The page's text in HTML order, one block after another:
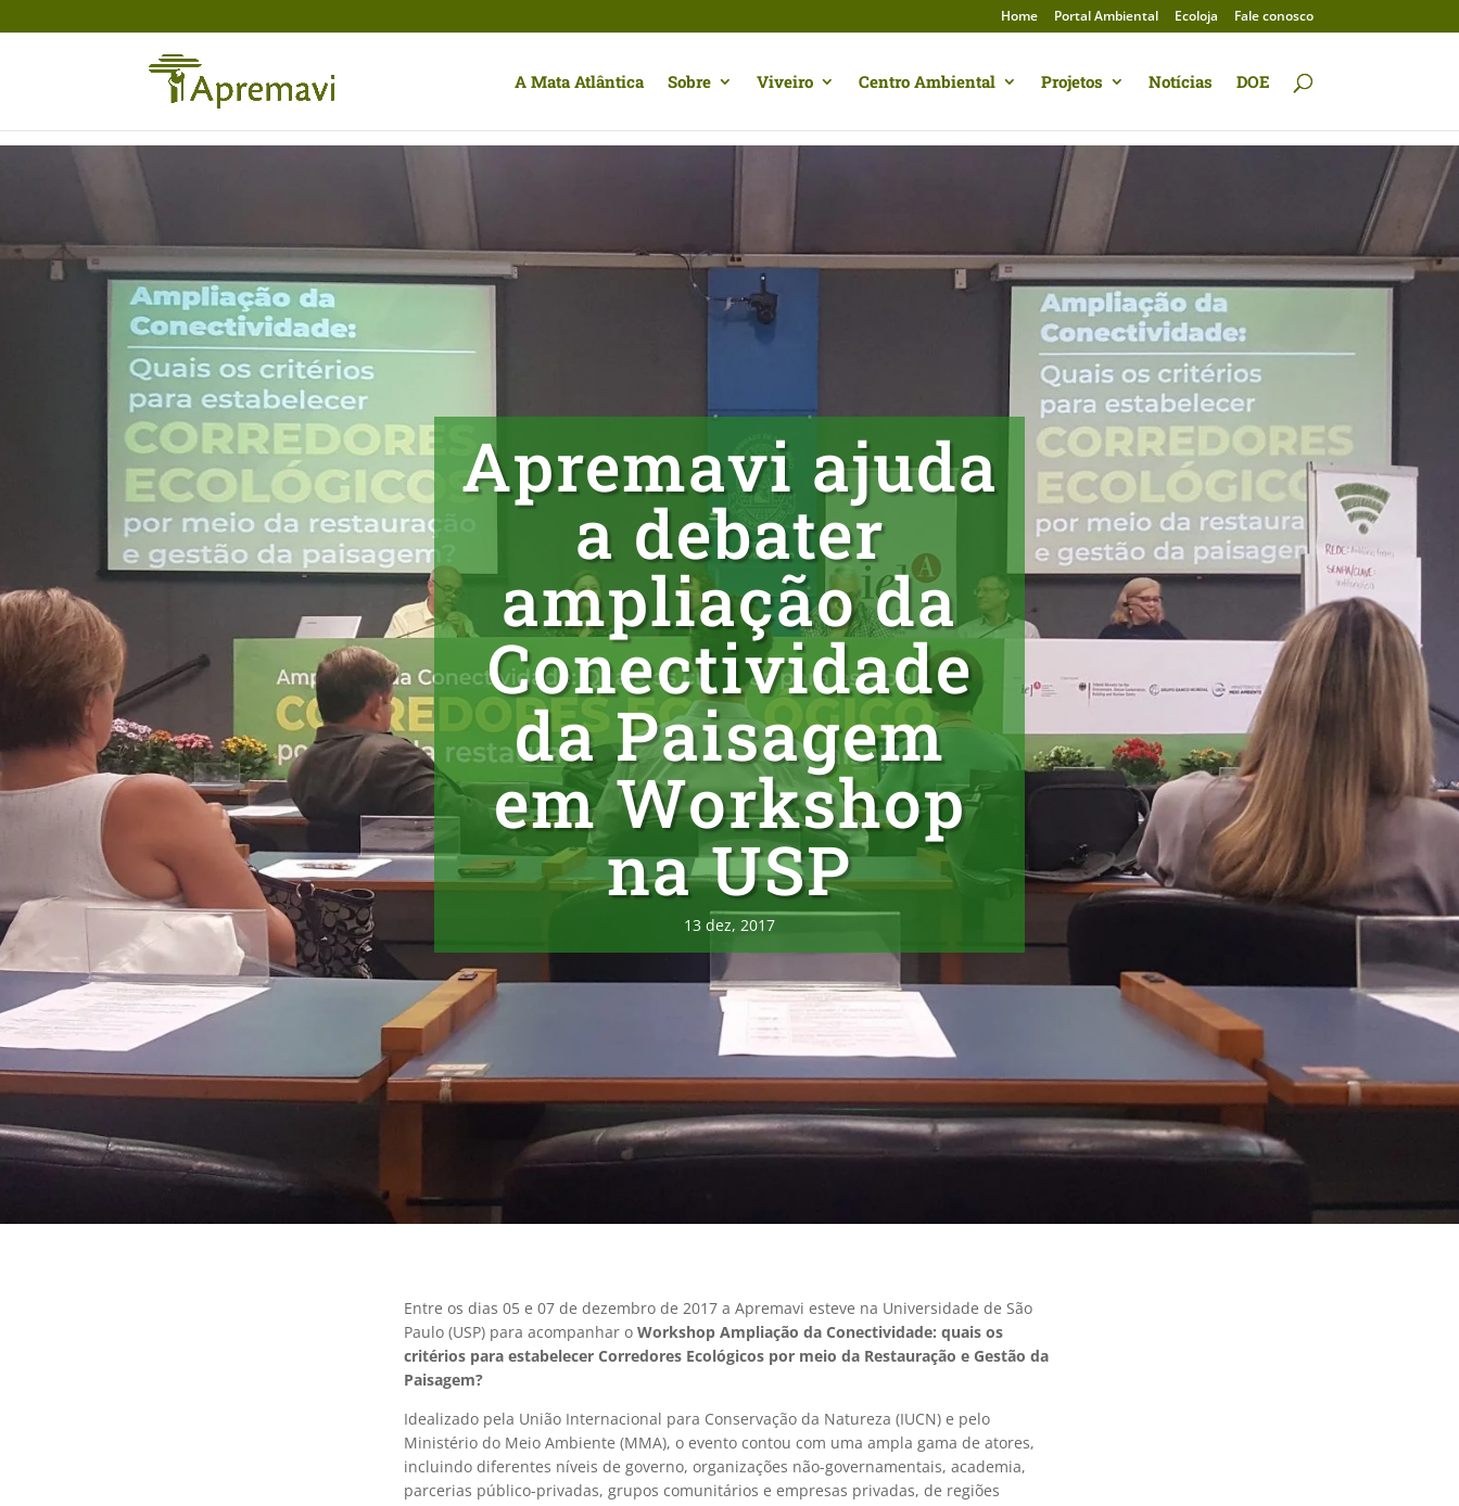
Home Portal Ambiental Ecoloja Fale conosco
A Mata Atlântica Sobre Viveiro Centro Ambiental Projetos Notícias DOE
Apremavi ajuda
a debater
ampliação da
Conectividade
da Paisagem
em Workshop
na USP
13 dez, 2017
Entre os dias 05 e 07 de dezembro de 2017 a Apremavi esteve na Universidade de São
Paulo (USP) para acompanhar o Workshop Ampliação da Conectividade: quais os
critérios para estabelecer Corredores Ecológicos por meio da Restauração e Gestão da
Paisagem?
Idealizado pela União Internacional para Conservação da Natureza (IUCN) e pelo
Ministério do Meio Ambiente (MMA), o evento contou com uma ampla gama de atores,
incluindo diferentes níveis de governo, organizações não-governamentais, academia,
parcerias público-privadas, grupos comunitários e empresas privadas, de regiões